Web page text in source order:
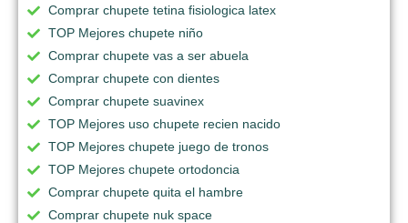
Comprar chupete tetina fisiologica latex
TOP Mejores chupete niño
Comprar chupete vas a ser abuela
Comprar chupete con dientes
Comprar chupete suavinex
TOP Mejores uso chupete recien nacido
TOP Mejores chupete juego de tronos
TOP Mejores chupete ortodoncia
Comprar chupete quita el hambre
Comprar chupete nuk space